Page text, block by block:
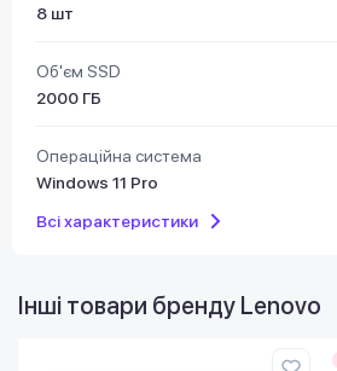
8 шт
Об'єм SSD
2000 ГБ
Операційна система
Windows 11 Pro
Всі характеристики
Інші товари бренду Lenovo